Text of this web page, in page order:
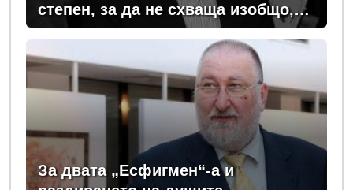
степен, за да не схваща изобщо,
какви хора се упражняват с него
За двата „Есфигмен“-а и